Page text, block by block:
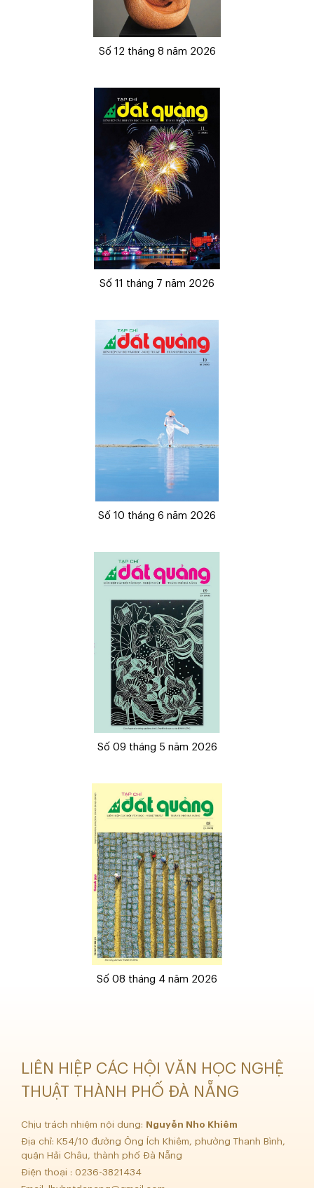
Số 12 tháng 8 năm 2026
Số 11 tháng 7 năm 2026
Số 10 tháng 6 năm 2026
Số 09 tháng 5 năm 2026
Số 08 tháng 4 năm 2026
LIÊN HIỆP CÁC HỘI VĂN HỌC NGHỆ
THUẬT THÀNH PHỐ ĐÀ NẴNG
Chịu trách nhiệm nội dung: Nguyễn Nho Khiêm
Địa chỉ: K54/10 đường Ông Ích Khiêm, phường Thanh Bình,
quận Hải Châu, thành phố Đà Nẵng
Điện thoại : 0236-3821434